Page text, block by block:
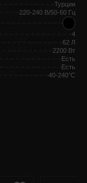
Турции
220-240 В/50-60 Гц
4
62 Л
2200 Вт
Есть
Есть
40-240°C